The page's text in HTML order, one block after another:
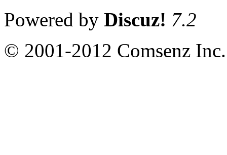
Powered by Discuz! 7.2
© 2001-2012 Comsenz Inc.